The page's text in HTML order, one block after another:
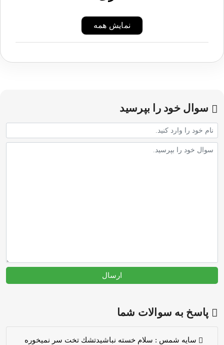
نمایش همه
سوال خود را بپرسید
ارسال
پاسخ به سوالات شما
سايه شمس : سلام خسته نباشيدتشك تخت سر نميخوره